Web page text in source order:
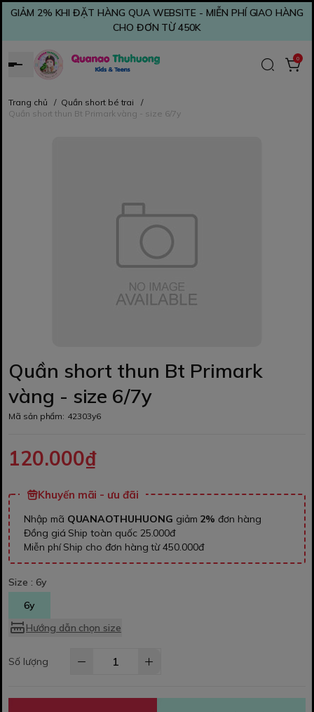
GIẢM 2% KHI ĐẶT HÀNG QUA WEBSITE - MIỄN PHÍ GIAO HÀNG
CHO ĐƠN TỪ 450K
0
Trang chủ / Quần short bé trai
/
Quần short thun Bt Primark vàng - size 6/7y
Quần short thun Bt Primark
vàng - size 6/7y
Mã sản phẩm: 42303y6
120.000₫
Khuyến mãi - ưu đãi
Nhập mã QUANAOTHUHUONG giảm 2% đơn hàng
Đồng giá Ship toàn quốc 25.000đ
Miễn phí Ship cho đơn hàng từ 450.000đ
Size : 6y
6y
Hướng dẫn chọn size
Số lượng